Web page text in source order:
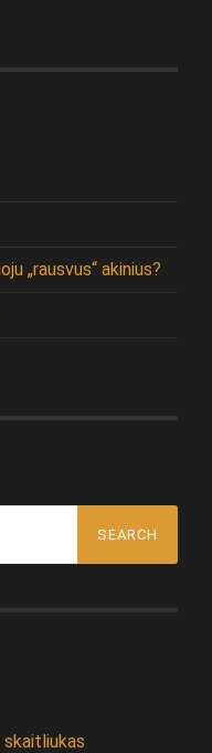
„rausvus“ akinius?